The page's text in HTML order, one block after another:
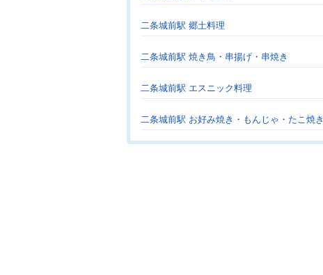
二条城前駅 郷土料理
二条城前駅 焼き鳥・串揚げ・串焼き
二条城前駅 エスニック料理
二条城前駅 お好み焼き・もんじゃ・たこ焼き